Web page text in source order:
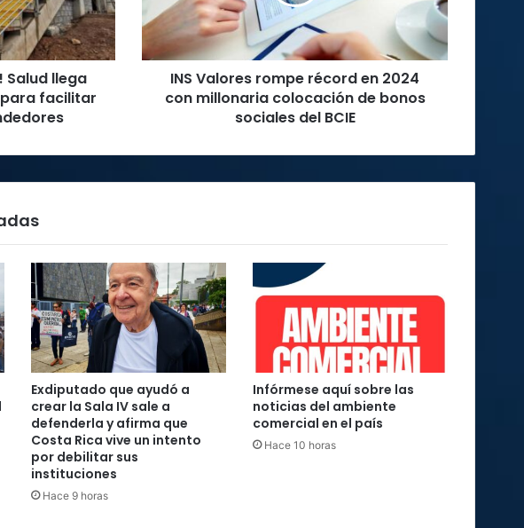
Salud llega
facilitar
con
millonaria
colocación
bonos
BCIE
INS Valores rompe récord en 2024
con millonaria colocación de bonos
sociales del BCIE
Exdiputado que ayudó a
crear la Sala IV sale a
defenderla y afirma que
Costa Rica vive un intento
por debilitar sus
instituciones
Hace 9 horas
Infórmese aquí sobre las
noticias del ambiente
comercial en el país
Hace 10 horas